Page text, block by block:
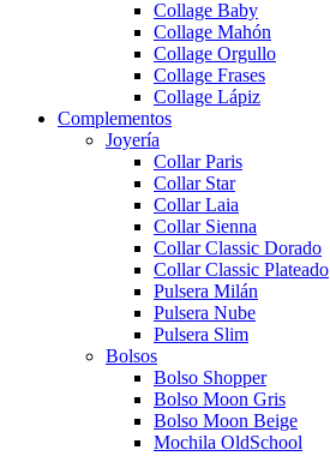
Collage Baby
Collage Mahón
Collage Orgullo
Collage Frases
Collage Lápiz
Complementos
Joyería
Collar Paris
Collar Star
Collar Laia
Collar Sienna
Collar Classic Dorado
Collar Classic Plateado
Pulsera Milán
Pulsera Nube
Pulsera Slim
Bolsos
Bolso Shopper
Bolso Moon Gris
Bolso Moon Beige
Mochila OldSchool